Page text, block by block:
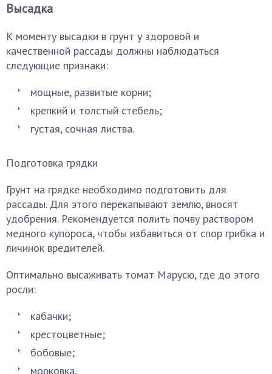
Высадка
К моменту высадки в грунт у здоровой и
качественной рассады должны наблюдаться
следующие признаки:
мощные, развитые корни;
крепкий и толстый стебель;
густая, сочная листва.
Подготовка грядки
Грунт на грядке необходимо подготовить для
рассады. Для этого перекапывают землю, вносят
удобрения. Рекомендуется полить почву раствором
медного купороса, чтобы избавиться от спор грибка и
личинок вредителей.
Оптимально высаживать томат Марусю, где до этого
росли:
кабачки;
крестоцветные;
бобовые;
морковка.